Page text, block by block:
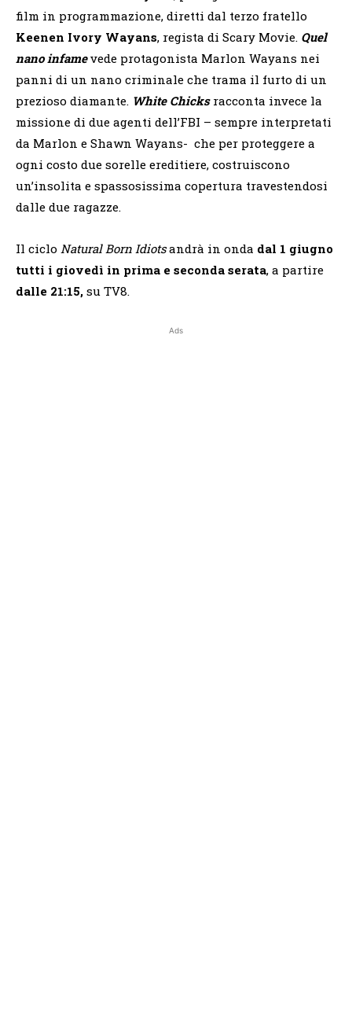
film in programmazione, diretti dal terzo fratello
Keenen Ivory Wayans, regista di Scary Movie. Quel
nano infamevede protagonista Marlon Wayans nei
panni di un nano criminale che trama il furto di un
prezioso diamante. White Chicks racconta invece la
missione di due agenti dell’FBI – sempre interpretati
da Marlon e Shawn Wayans- che per proteggere a
ogni costo due sorelle ereditiere, costruiscono
un’insolita e spassosissima copertura travestendosi
dalle due ragazze.
Il ciclo Natural Born Idiotsandrà in onda dal 1 giugno
tutti i giovedì in prima e seconda serata, a partire
dalle 21:15, su TV8.
Ads